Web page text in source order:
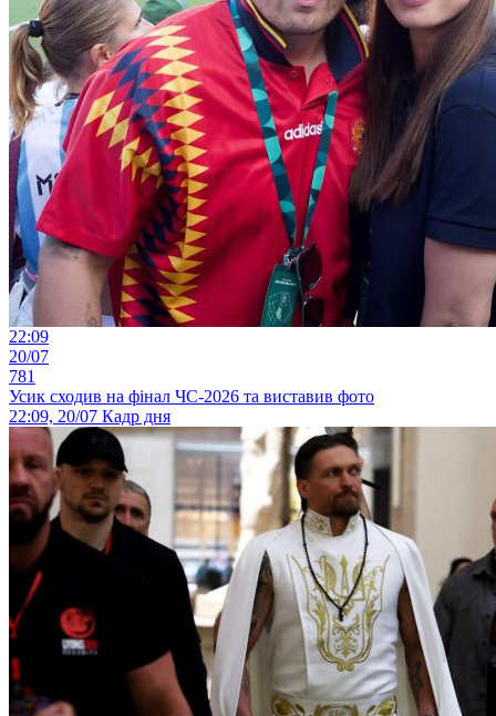
22:09
20/07
781
Усик сходив на фінал ЧС-2026 та виставив фото
22:09, 20/07 Кадр дня